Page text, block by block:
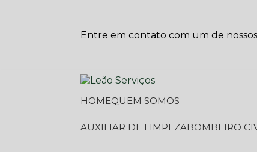
Entre em contato com um de nossos
HOME
QUEM SOMOS
AUXILIAR DE LIMPEZA
BOMBEIRO